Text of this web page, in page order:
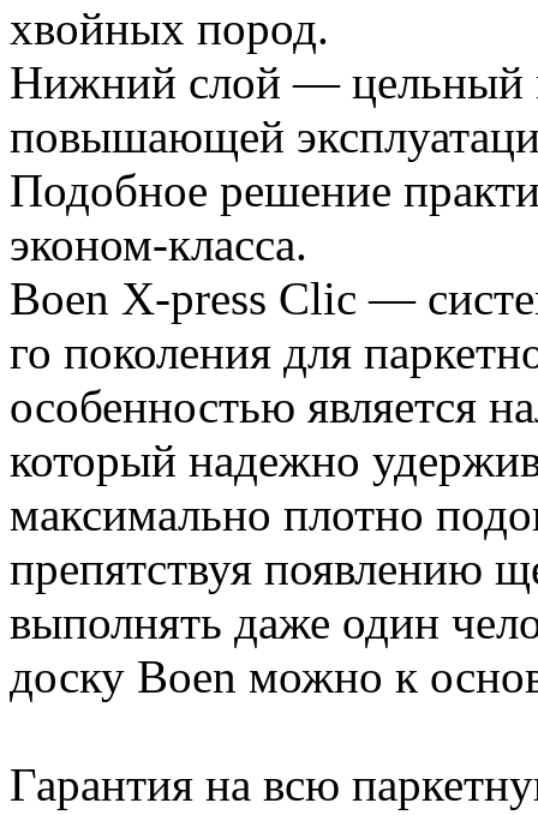
хвойных пород.
Нижний слой — цельный
повышающей
Подобное решение
эконом-класса.
Boen X-press Clic —
го поколения для
особенностью является
который надежно
максимально плотно
препятствуя появлению
выполнять даже один
доску Boen можно к
Гарантия на всю